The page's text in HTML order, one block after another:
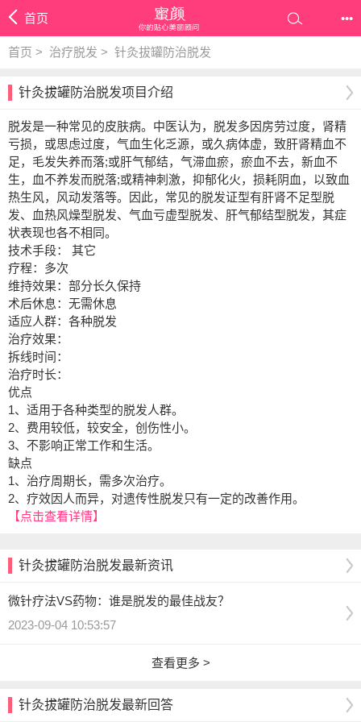
首页 •••
首页 > 治疗脱发 > 针灸拔罐防治脱发
针灸拔罐防治脱发项目介绍
脱发是一种常见的皮肤病。中医认为，脱发多因房劳过度，肾精
亏损，或思虑过度，气血生化乏源，或久病体虚，致肝肾精血不
足，毛发失养而落;或肝气郁结，气滞血瘀，瘀血不去，新血不
生，血不养发而脱落;或精神刺激，抑郁化火，损耗阴血，以致血
热生风，风动发落等。因此，常见的脱发证型有肝肾不足型脱
发、血热风燥型脱发、气血亏虚型脱发、肝气郁结型脱发，其症
状表现也各不相同。
技术手段： 其它
疗程：多次
维持效果：部分长久保持
术后休息：无需休息
适应人群：各种脱发
治疗效果：
拆线时间：
治疗时长：
优点
1、适用于各种类型的脱发人群。
2、费用较低，较安全，创伤性小。
3、不影响正常工作和生活。
缺点
1、治疗周期长，需多次治疗。
2、疗效因人而异，对遗传性脱发只有一定的改善作用。
【点击查看详情】
针灸拔罐防治脱发最新资讯
微针疗法VS药物：谁是脱发的最佳战友？
2023-09-04 10:53:57
查看更多 >
针灸拔罐防治脱发最新回答